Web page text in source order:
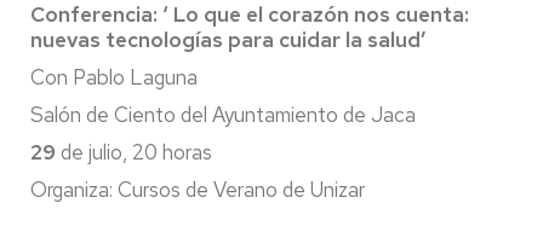
Conferencia: ‘ Lo que el corazón nos cuenta:
nuevas tecnologías para cuidar la salud’
Con Pablo Laguna
Salón de Ciento del Ayuntamiento de Jaca
29 de julio, 20 horas
Organiza: Cursos de Verano de Unizar